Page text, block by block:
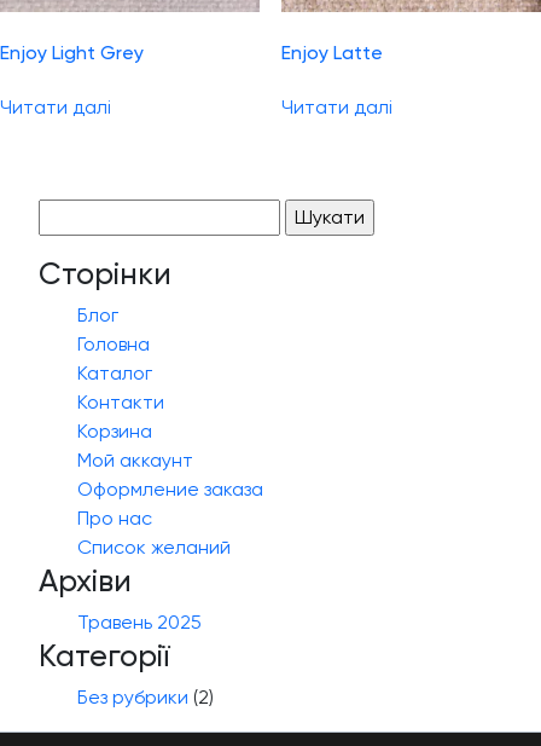
Enjoy Light Grey
Читати далі
Enjoy Latte
Читати далі
Сторінки
Блог
Головна
Каталог
Контакти
Корзина
Мой аккаунт
Оформление заказа
Про нас
Список желаний
Архіви
Травень 2025
Категорії
Без рубрики (2)